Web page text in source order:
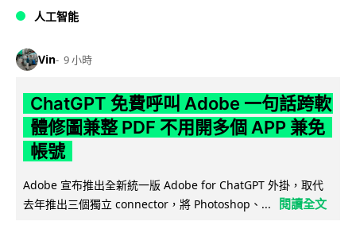
人工智能
Vin 9 小時
ChatGPT 免費呼叫 Adobe 一句話跨軟
體修圖兼整 PDF 不用開多個 APP 兼免
帳號
Adobe 宣布推出全新統一版 Adobe for ChatGPT 外掛，取代
去年推出三個獨立 connector，將 Photoshop、...
閱讀全文